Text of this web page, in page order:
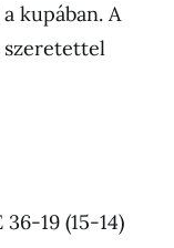
kupában. A
szeretettel
19 (15-14)